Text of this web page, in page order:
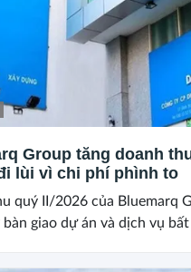
Group tăng doanh
lùi vì chi phí phình to
quý II/2026 của Bluemarq
giao dự án và dịch vụ bất